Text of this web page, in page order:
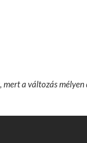
a változás